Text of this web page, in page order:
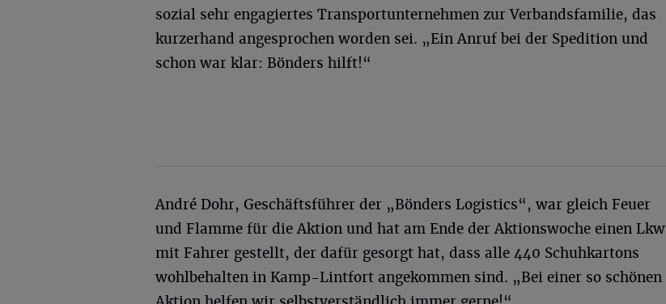
sozial sehr engagiertes Transportunternehmen zur Verbandsfamilie, das
kurzerhand angesprochen worden sei. „Ein Anruf bei der Spedition und
schon war klar: Bönders hilft!“
André Dohr, Geschäftsführer der „Bönders Logistics“, war gleich Feuer
und Flamme für die Aktion und hat am Ende der Aktionswoche einen Lkw
mit Fahrer gestellt, der dafür gesorgt hat, dass alle 440 Schuhkartons
wohlbehalten in Kamp-Lintfort angekommen sind. „Bei einer so schönen